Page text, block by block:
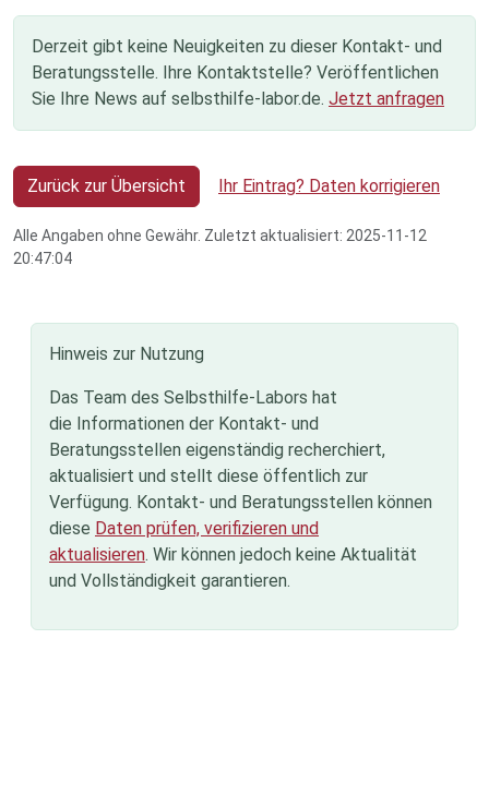
Derzeit gibt keine Neuigkeiten zu dieser Kontakt- und
Beratungsstelle. Ihre Kontaktstelle? Veröffentlichen
Sie Ihre News auf selbsthilfe-labor.de. Jetzt anfragen
Zurück zur Übersicht Ihr Eintrag? Daten korrigieren
Alle Angaben ohne Gewähr. Zuletzt aktualisiert: 2025-11-12
20:47:04
Hinweis zur Nutzung
Das Team des Selbsthilfe-Labors hat
die Informationen der Kontakt- und
Beratungsstellen eigenständig recherchiert,
aktualisiert und stellt diese öffentlich zur
Verfügung. Kontakt- und Beratungsstellen können
diese Daten prüfen, verifizieren und
aktualisieren. Wir können jedoch keine Aktualität
und Vollständigkeit garantieren.